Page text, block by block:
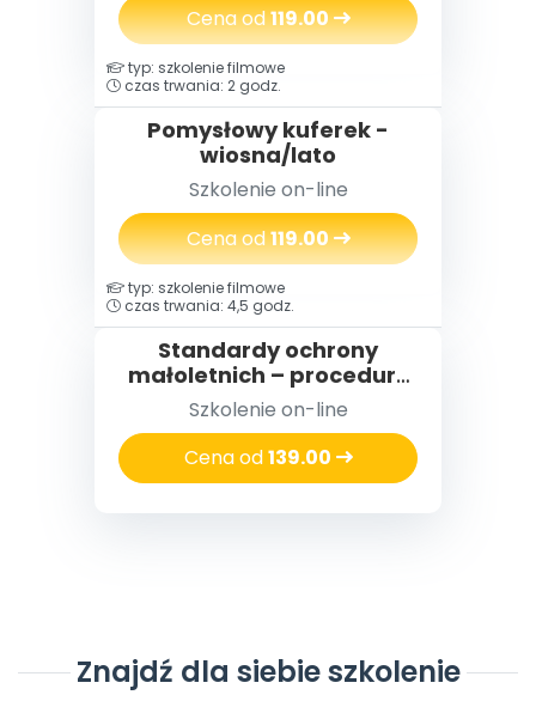
Cena od119.00
typ: szkolenie filmowe
czas trwania: 2 godz.
Pomysłowy kuferek -
wiosna/lato
Szkolenie on-line
Cena od119.00
typ: szkolenie filmowe
czas trwania: 4,5 godz.
Standardy ochrony
małoletnich – procedury
interwencyjne dla
pracowników przedszkoli
Szkolenie on-line
Cena od139.00
Znajdź dla siebie szkolenie